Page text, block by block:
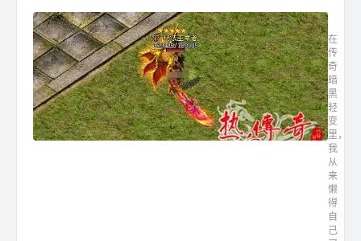
在
传
奇
暗
黑
轻
变
里，
我
从
来
懒
得
自
己